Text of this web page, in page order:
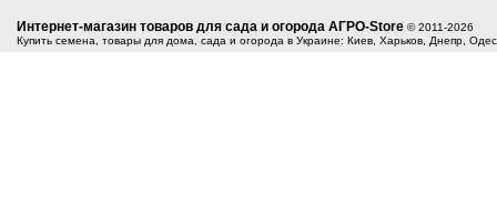
Интернет-магазин товаров для сада и огорода АГРО-Store © 2011-2026
Купить семена, товары для дома, сада и огорода в Украине: Киев, Харьков, Днепр,